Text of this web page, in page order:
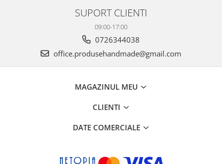
SUPORT CLIENTI
09:00-17:00
0726344038
office.produsehandmade@gmail.com
MAGAZINUL MEU
CLIENTI
DATE COMERCIALE